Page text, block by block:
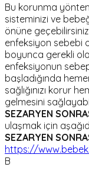
Bu korunma
sisteminizi ve
önüne
enfeksiyon sebebi
boyunca gerekli
enfeksiyonun
başladığında
sağlığınızı korur
gelmesini
SEZARYEN
ulaşmak için
SEZARYEN
https://
B